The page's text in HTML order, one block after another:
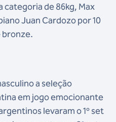
categoria de 86kg, Max
Juan Cardozo por 10
bronze.
a seleção
em jogo emocionante
levaram o 1º set